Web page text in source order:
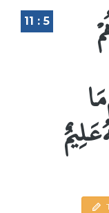
11 : 5